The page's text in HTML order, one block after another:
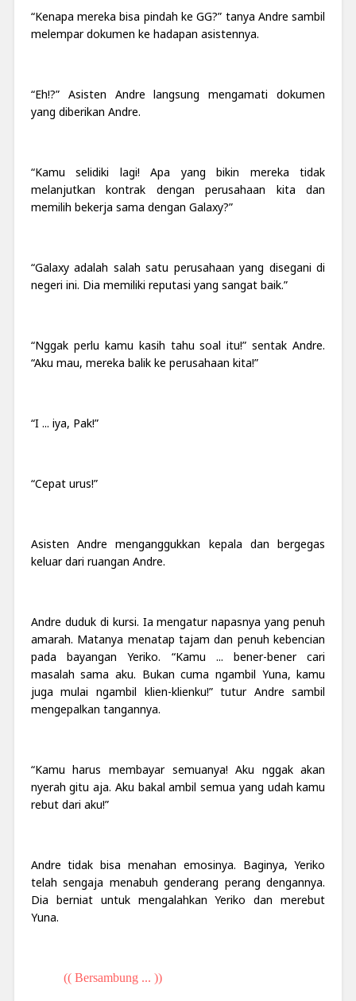
“Kenapa mereka bisa pindah ke GG?” tanya Andre sambil
melempar dokumen ke hadapan asistennya.
“Eh!?” Asisten Andre langsung mengamati dokumen
yang diberikan Andre.
“Kamu selidiki lagi! Apa yang bikin mereka tidak
melanjutkan kontrak dengan perusahaan kita dan
memilih bekerja sama dengan Galaxy?”
“Galaxy adalah salah satu perusahaan yang disegani di
negeri ini. Dia memiliki reputasi yang sangat baik.”
“Nggak perlu kamu kasih tahu soal itu!” sentak Andre.
“Aku mau, mereka balik ke perusahaan kita!”
“I ... iya, Pak!”
“Cepat urus!”
Asisten Andre menganggukkan kepala dan bergegas
keluar dari ruangan Andre.
Andre duduk di kursi. Ia mengatur napasnya yang penuh
amarah. Matanya menatap tajam dan penuh kebencian
pada bayangan Yeriko. “Kamu ... bener-bener cari
masalah sama aku. Bukan cuma ngambil Yuna, kamu
juga mulai ngambil klien-klienku!” tutur Andre sambil
mengepalkan tangannya.
“Kamu harus membayar semuanya! Aku nggak akan
nyerah gitu aja. Aku bakal ambil semua yang udah kamu
rebut dari aku!”
Andre tidak bisa menahan emosinya. Baginya, Yeriko
telah sengaja menabuh genderang perang dengannya.
Dia berniat untuk mengalahkan Yeriko dan merebut
Yuna.
(( Bersambung ... ))